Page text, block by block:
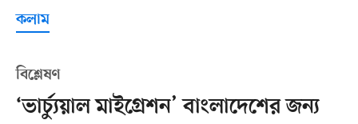
কলাম
বিশ্লেষণ
‘ভার্চ্যুয়াল মাইগ্রেশন’ বাংলাদেশের জন্য